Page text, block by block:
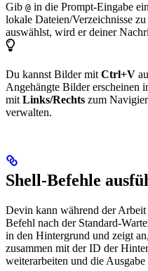
Gib @ in die Prompt-Eingabe
lokale Dateien/Verzeichnisse
auswählst, wird er deiner
Du kannst Bilder mit Ctrl+V
Angehängte Bilder erscheinen
mit Links/Rechts zum
verwalten.
Shell-Befehle
Devin kann während der
Befehl nach der Standard-
in den Hintergrund und zeigt
zusammen mit der ID der
weiterarbeiten und die